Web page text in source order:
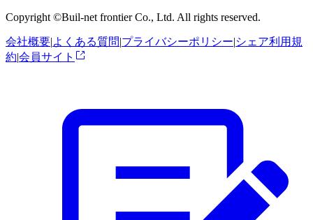
Copyright ©Buil-net frontier Co., Ltd. All rights reserved.
会社概要|よくある質問|プライバシーポリシー|シェア利用規
約|会員サイト